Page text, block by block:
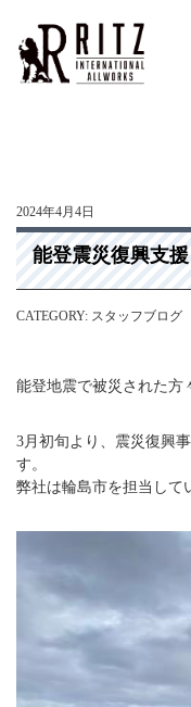
2024年4月4日
能登震災復興支援
CATEGORY: スタッフブログ
能登地震で被災された方
3月初旬より、震災復興
す。
弊社は輪島市を担当して